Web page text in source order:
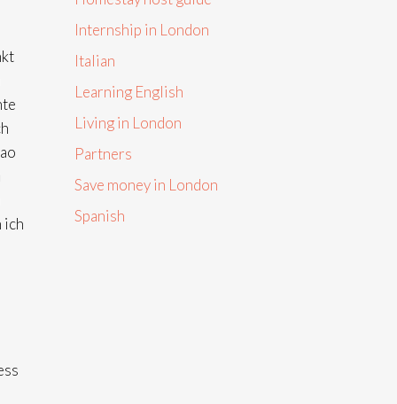
ich
Internship in London
Italian
Learning English
Living in London
Partners
Save money in London
Spanish